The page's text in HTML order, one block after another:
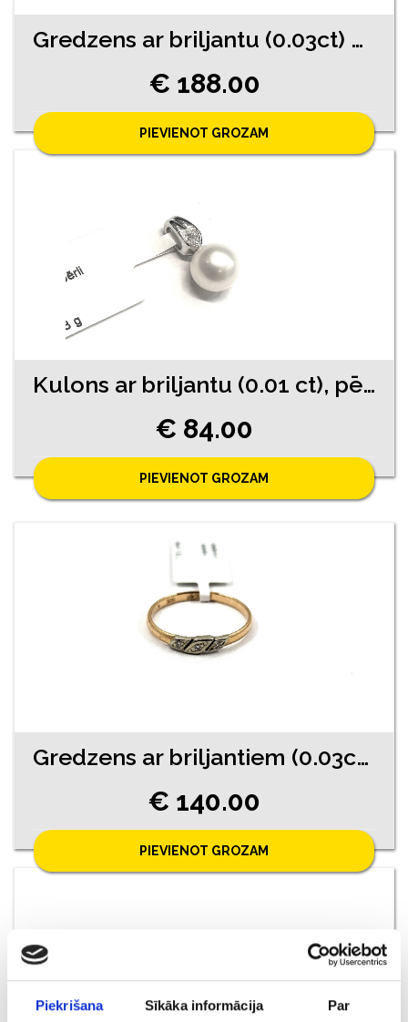
Piekrišana Sīkāka informācija Par
Gredzens ar briljantu (0.03ct) 9770-4541
€ 188.00
PIEVIENOT GROZAM
Kulons ar briljantu (0.01 ct), pērli 730-0763
€ 84.00
PIEVIENOT GROZAM
Gredzens ar briljantiem (0.03ct) 11671-4551
€ 140.00
PIEVIENOT GROZAM